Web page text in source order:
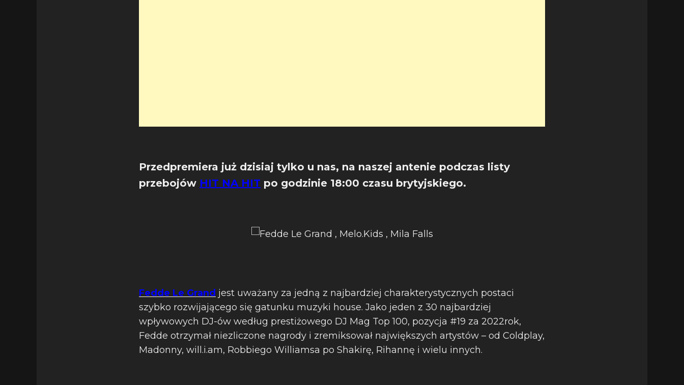
Przedpremiera już dzisiaj tylko u nas, na naszej antenie podczas listy
przebojów HIT NA HIT po godzinie 18:00 czasu brytyjskiego.
Fedde Le Grand jest uważany za jedną z najbardziej charakterystycznych postaci
szybko rozwijającego się gatunku muzyki house. Jako jeden z 30 najbardziej
wpływowych DJ-ów według prestiżowego DJ Mag Top 100, pozycja #19 za 2022rok,
Fedde otrzymał niezliczone nagrody i zremiksował największych artystów – od Coldplay,
Madonny, will.i.am, Robbiego Williamsa po Shakirę, Rihannę i wielu innych.